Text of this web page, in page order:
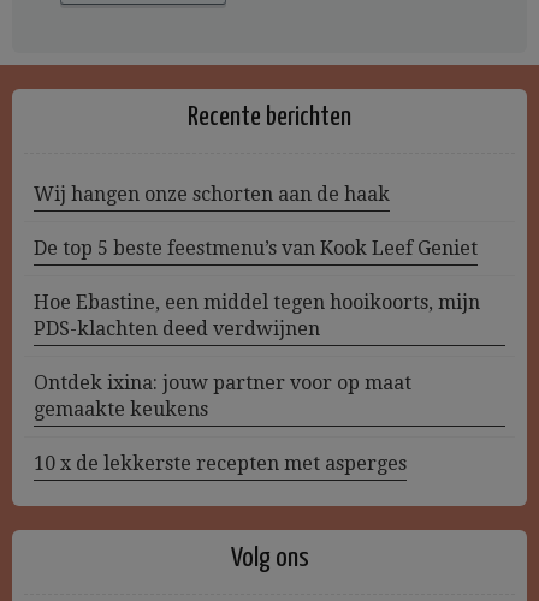
Recente berichten
Wij hangen onze schorten aan de haak
De top 5 beste feestmenu’s van Kook Leef Geniet
Hoe Ebastine, een middel tegen hooikoorts, mijn
PDS-klachten deed verdwijnen
Ontdek ixina: jouw partner voor op maat
gemaakte keukens
10 x de lekkerste recepten met asperges
Volg ons